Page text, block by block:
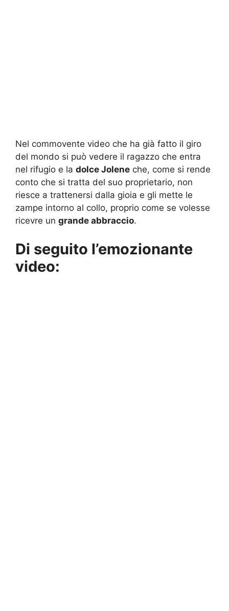
Nel commovente video che ha già fatto il giro
del mondo si può vedere il ragazzo che entra
nel rifugio e la dolce Jolene che, come si rende
conto che si tratta del suo proprietario, non
riesce a trattenersi dalla gioia e gli mette le
zampe intorno al collo, proprio come se volesse
ricevre un grande abbraccio.
Di seguito l’emozionante
video: